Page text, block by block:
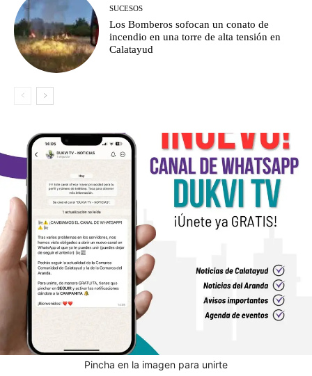
SUCESOS
Los Bomberos sofocan un conato de
incendio en una torre de alta tensión en
Calatayud
Pincha en la imagen para unirte